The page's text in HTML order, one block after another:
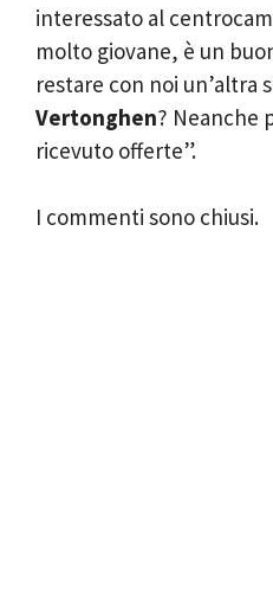
interessato al
molto giovane, è un
restare con noi un’altra
Vertonghen? Neanche
ricevuto offerte”.
I commenti sono chiusi.